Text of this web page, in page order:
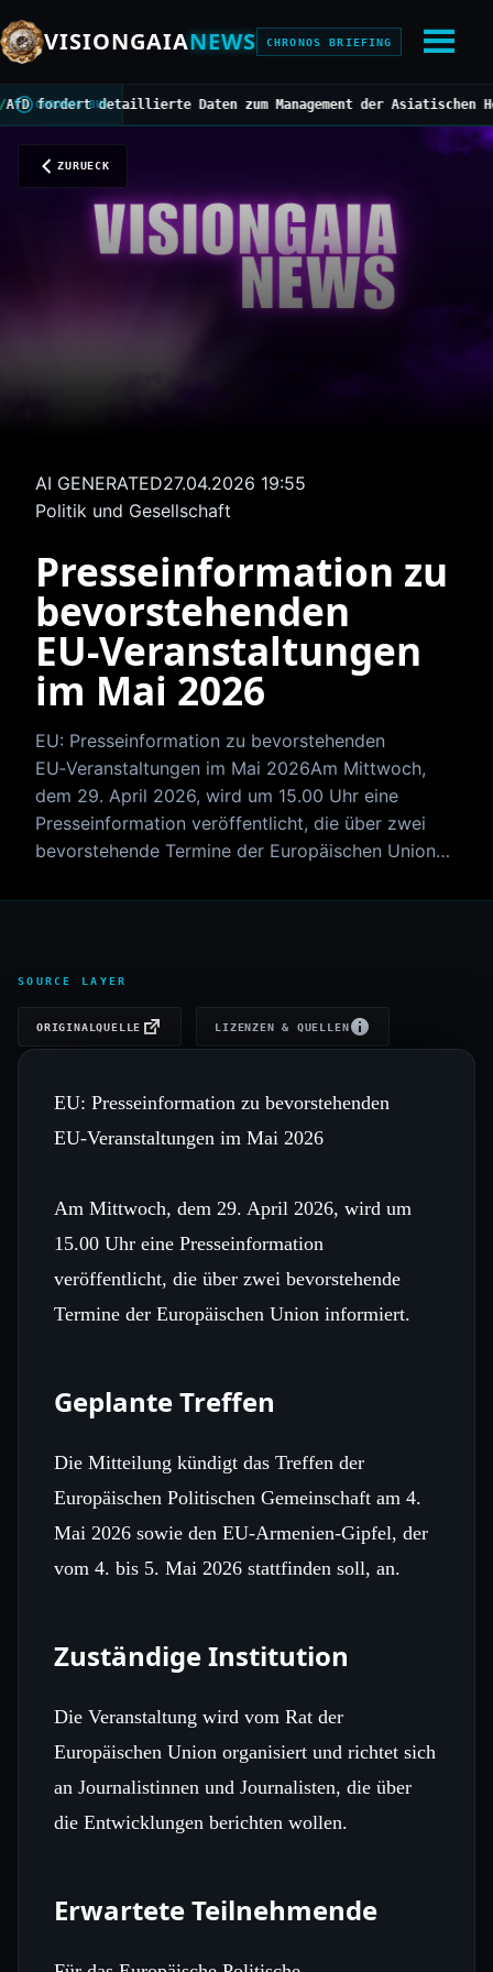
VISIONGAIANEWS CHRONOS BRIEFING
CHRONOS BUS
detaillierte Daten zum Management der Asiatischen
ZURUECK
AI GENERATED27.04.2026 19:55
Politik und Gesellschaft
Presseinformation zu
bevorstehenden
EU‑Veranstaltungen
im Mai 2026
EU: Presseinformation zu bevorstehenden
EU‑Veranstaltungen im Mai 2026Am Mittwoch,
dem 29. April 2026, wird um 15.00 Uhr eine
Presseinformation veröffentlicht, die über zwei
bevorstehende Termine der Europäischen Union…
SOURCE LAYER
ORIGINALQUELLE LIZENZEN & QUELLEN
EU: Presseinformation zu bevorstehenden
EU‑Veranstaltungen im Mai 2026
Am Mittwoch, dem 29. April 2026, wird um
15.00 Uhr eine Presseinformation
veröffentlicht, die über zwei bevorstehende
Termine der Europäischen Union informiert.
Geplante Treffen
Die Mitteilung kündigt das Treffen der
Europäischen Politischen Gemeinschaft am 4.
Mai 2026 sowie den EU‑Armenien‑Gipfel, der
vom 4. bis 5. Mai 2026 stattfinden soll, an.
Zuständige Institution
Die Veranstaltung wird vom Rat der
Europäischen Union organisiert und richtet sich
an Journalistinnen und Journalisten, die über
die Entwicklungen berichten wollen.
Erwartete Teilnehmende